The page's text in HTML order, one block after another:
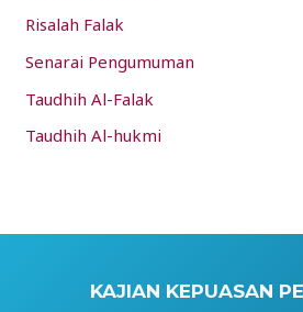
Risalah Falak
Senarai Pengumuman
Taudhih Al-Falak
Taudhih Al-hukmi
KAJIAN KEPUASAN